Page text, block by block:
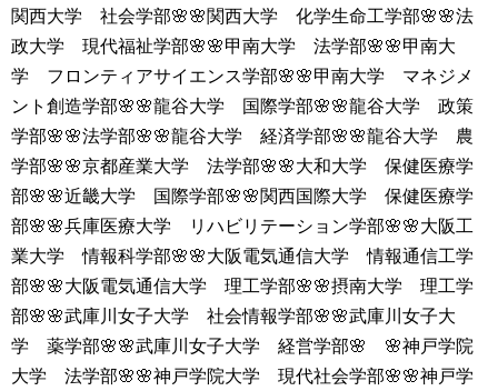
関西大学 社会学部🌸🌸関西大学 化学生命工学部🌸🌸法
政大学 現代福祉学部🌸🌸甲南大学 法学部🌸🌸甲南大
学 フロンティアサイエンス学部🌸🌸甲南大学 マネジメ
ント創造学部🌸🌸龍谷大学 国際学部🌸🌸龍谷大学 政策
学部🌸🌸法学部🌸🌸龍谷大学 経済学部🌸🌸龍谷大学 農
学部🌸🌸京都産業大学 法学部🌸🌸大和大学 保健医療学
部🌸🌸近畿大学 国際学部🌸🌸関西国際大学 保健医療学
部🌸🌸兵庫医療大学 リハビリテーション学部🌸🌸大阪工
業大学 情報科学部🌸🌸大阪電気通信大学 情報通信工学
部🌸🌸大阪電気通信大学 理工学部🌸🌸摂南大学 理工学
部🌸🌸武庫川女子大学 社会情報学部🌸🌸武庫川女子大
学 薬学部🌸🌸武庫川女子大学 経営学部🌸 🌸神戸学院
大学 法学部🌸🌸神戸学院大学 現代社会学部🌸🌸神戸学